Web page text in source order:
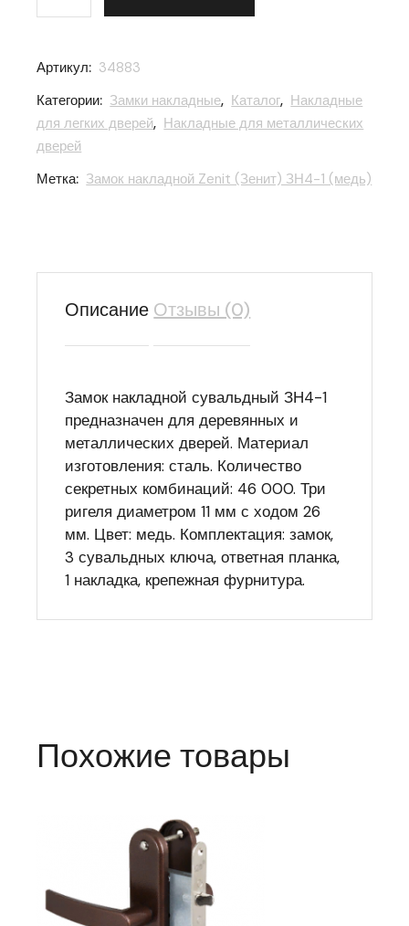
Артикул: 34883
Категории: Замки накладные, Каталог, Накладные
для легких дверей, Накладные для металлических
дверей
Метка: Замок накладной Zenit (Зенит) ЗН4-1 (медь)
Описание Отзывы (0)
Замок накладной сувальдный ЗН4-1
предназначен для деревянных и
металлических дверей. Материал
изготовления: сталь. Количество
секретных комбинаций: 46 000. Три
ригеля диаметром 11 мм с ходом 26
мм. Цвет: медь. Комплектация: замок,
3 сувальдных ключа, ответная планка,
1 накладка, крепежная фурнитура.
Похожие товары